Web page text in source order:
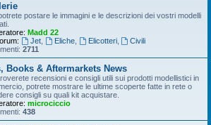
postare le immagini e le descrizioni dei vostri modelli
Madd 22
Jet, Eliche, Elicotteri,
Civili
2711
Books & Aftermarkets News
recensioni e consigli utili sui prodotti modellistici in
potrete mostrare le ultime scoperte fatte in rete o
consigli su quali kit acquistare.
microciccio
438